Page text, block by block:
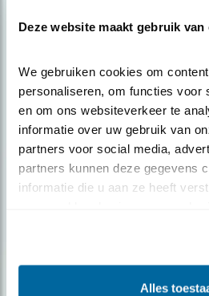
Deze website maakt gebruik van
We gebruiken cookies om
personaliseren, om functies voor
en om ons websiteverkeer te
informatie over uw gebruik van
partners voor social media,
partners kunnen deze gegevens
informatie die u aan ze heeft
Alles